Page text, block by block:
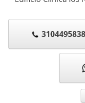
3104495838